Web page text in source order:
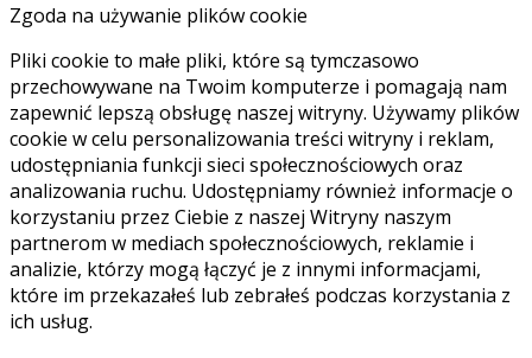
Zgoda na używanie plików cookie
Pliki cookie to małe pliki, które są tymczasowo
przechowywane na Twoim komputerze i pomagają nam
zapewnić lepszą obsługę naszej witryny. Używamy plików
cookie w celu personalizowania treści witryny i reklam,
udostępniania funkcji sieci społecznościowych oraz
analizowania ruchu. Udostępniamy również informacje o
korzystaniu przez Ciebie z naszej Witryny naszym
partnerom w mediach społecznościowych, reklamie i
analizie, którzy mogą łączyć je z innymi informacjami,
które im przekazałeś lub zebrałeś podczas korzystania z
ich usług.